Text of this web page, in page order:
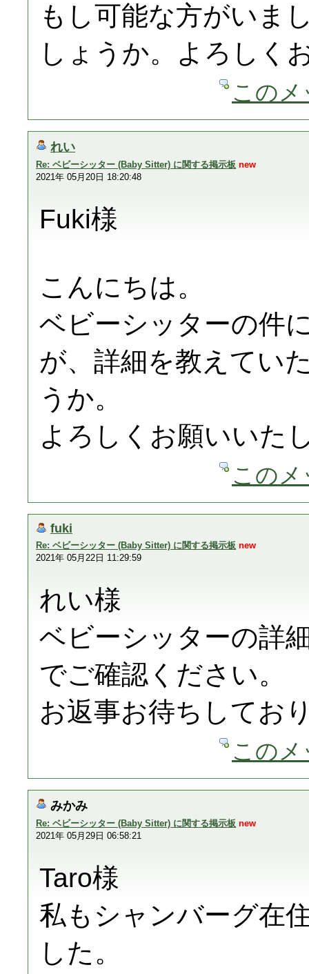
もし可能な方がいま
しょうか。よろしく
この
れい
Re: ベビーシッター (Baby Sitter) に関する掲示板 new
2021年 05月20日 18:20:48
Fuki様
こんにちは。
ベビーシッターの件
が、詳細を教えてい
うか。
よろしくお願いいた
この
fuki
Re: ベビーシッター (Baby Sitter) に関する掲示板 new
2021年 05月22日 11:29:59
れい様
ベビーシッターの詳
でご確認ください。
お返事お待ちしてお
この
みかみ
Re: ベビーシッター (Baby Sitter) に関する掲示板 new
2021年 05月29日 06:58:21
Taro様
私もシャンバーグ在
した。